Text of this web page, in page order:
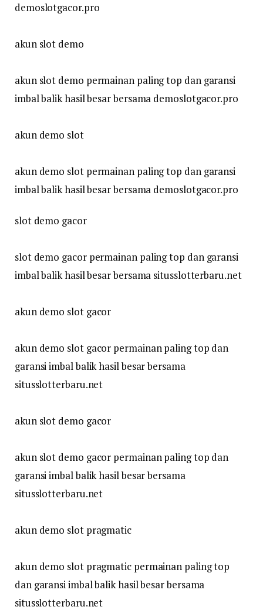
demoslotgacor.pro
akun slot demo
akun slot demo permainan paling top dan garansi
imbal balik hasil besar bersama demoslotgacor.pro
akun demo slot
akun demo slot permainan paling top dan garansi
imbal balik hasil besar bersama demoslotgacor.pro
slot demo gacor
slot demo gacor permainan paling top dan garansi
imbal balik hasil besar bersama situsslotterbaru.net
akun demo slot gacor
akun demo slot gacor permainan paling top dan
garansi imbal balik hasil besar bersama
situsslotterbaru.net
akun slot demo gacor
akun slot demo gacor permainan paling top dan
garansi imbal balik hasil besar bersama
situsslotterbaru.net
akun demo slot pragmatic
akun demo slot pragmatic permainan paling top
dan garansi imbal balik hasil besar bersama
situsslotterbaru.net